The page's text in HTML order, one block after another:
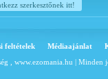
szerkesztőnek itt!
feltételek Médiaajánlat
, www.ezomania.hu | Minden